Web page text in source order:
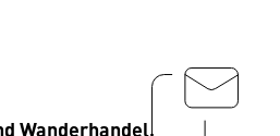
Wanderhandel,